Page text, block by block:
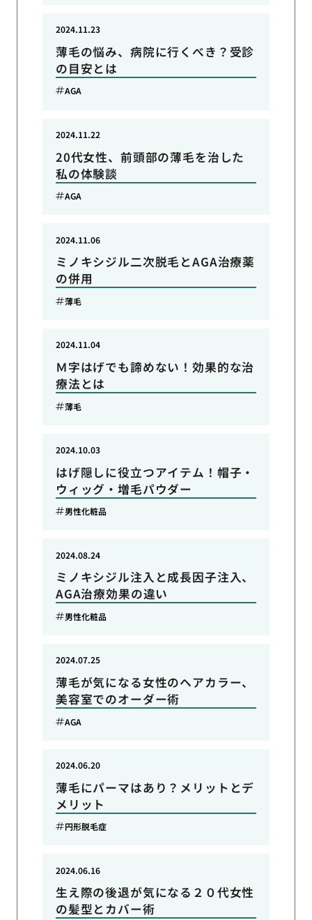
薄毛の悩み、病院に行くべき？受診
の目安とは
2024.11.23
AGA
20代女性、前頭部の薄毛を治した
私の体験談
2024.11.22
AGA
ミノキシジル二次脱毛とAGA治療薬
の併用
2024.11.06
薄毛
Ｍ字はげでも諦めない！効果的な治
療法とは
2024.11.04
薄毛
はげ隠しに役立つアイテム！帽子・
ウィッグ・増毛パウダー
2024.10.03
男性化粧品
ミノキシジル注入と成長因子注入、
AGA治療効果の違い
2024.08.24
男性化粧品
薄毛が気になる女性のヘアカラー、
美容室でのオーダー術
2024.07.25
AGA
薄毛にパーマはあり？メリットとデ
メリット
2024.06.20
円形脱毛症
生え際の後退が気になる２０代女性
の髪型とカバー術
2024.06.16